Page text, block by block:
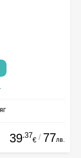
39.37
€ / 77лв.